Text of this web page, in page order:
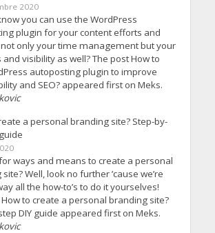
2020
you can use the WordPress
plugin for your content efforts and
only your time management but your
visibility as well? The post How to
autoposting plugin to improve
and SEO? appeared first on Meks.
a personal branding site? Step-by-
ways and means to create a personal
Well, look no further ’cause we’re
all the how-to’s to do it yourselves!
to create a personal branding site?
DIY guide appeared first on Meks.